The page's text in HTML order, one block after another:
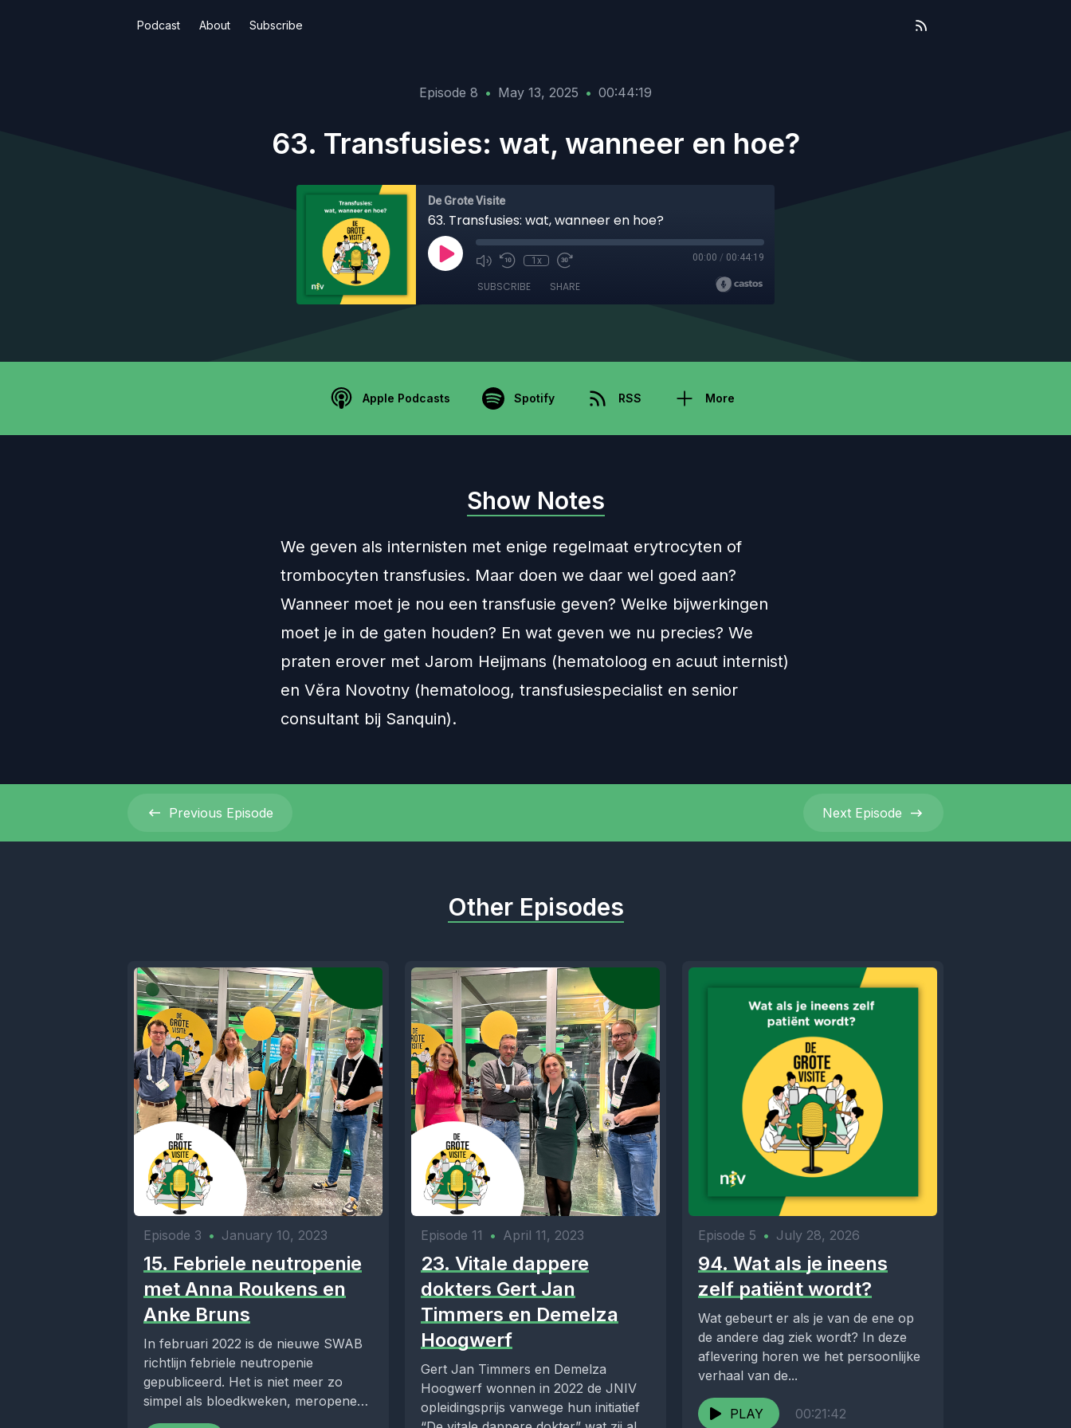
Podcast About Subscribe
Episode 8 • May 13, 2025 • 00:44:19
63. Transfusies: wat, wanneer en hoe?
De Grote Visite
63. Transfusies: wat, wanneer en hoe?
1x 00:00 / 00:44:19
SUBSCRIBE SHARE
Apple Podcasts Spotify RSS More
Show Notes
We geven als internisten met enige regelmaat erytrocyten of
trombocyten transfusies. Maar doen we daar wel goed aan?
Wanneer moet je nou een transfusie geven? Welke bijwerkingen
moet je in de gaten houden? En wat geven we nu precies? We
praten erover met Jarom Heijmans (hematoloog en acuut internist)
en Vĕra Novotny (hematoloog, transfusiespecialist en senior
consultant bij Sanquin).
Previous Episode Next Episode
Other Episodes
Episode 3 • January 10, 2023
15. Febriele neutropenie
met Anna Roukens en
Anke Bruns
In februari 2022 is de nieuwe SWAB
richtlijn febriele neutropenie
gepubliceerd. Het is niet meer zo
simpel als bloedkweken, meropenem
starten en door naar...
Episode 11 • April 11, 2023
23. Vitale dappere
dokters Gert Jan
Timmers en Demelza
Hoogwerf
Gert Jan Timmers en Demelza
Hoogwerf wonnen in 2022 de JNIV
opleidingsprijs vanwege hun initiatief
Episode 5 • July 28, 2026
94. Wat als je ineens
zelf patiënt wordt?
Wat gebeurt er als je van de ene op
de andere dag ziek wordt? In deze
aflevering horen we het persoonlijke
verhaal van de...
PLAY 00:21:42